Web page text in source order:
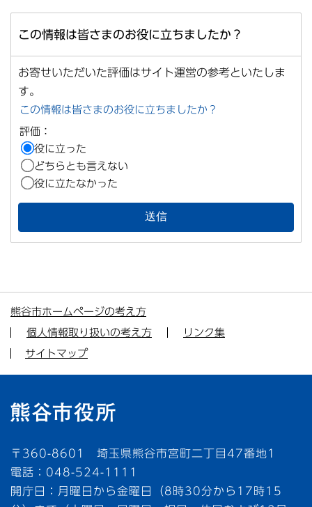
この情報は皆さまのお役に立ちましたか？
お寄せいただいた評価はサイト運営の参考といたしま
す。
この情報は皆さまのお役に立ちましたか？
評価：
役に立った
どちらとも言えない
役に立たなかった
熊谷市ホームページの考え方
個人情報取り扱いの考え方
リンク集
サイトマップ
〒360-8601 埼玉県熊谷市宮町二丁目47番地1
電話：048-524-1111
開庁日：月曜日から金曜日（8時30分から17時15